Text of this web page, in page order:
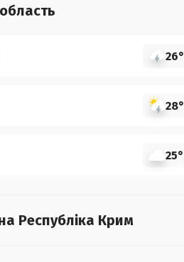
область
26°
28°
25°
Республіка Крим